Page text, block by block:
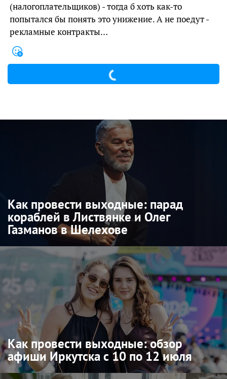
(налогоплательщиков) - тогда б хоть как-то
попытался бы понять это унижение. А не поедут -
рекламные контракты…
Как провести выходные: парад
кораблей в Листвянке и Олег
Газманов в Шелехове
Как провести выходные: обзор
афиши Иркутска с 10 по 12 июля